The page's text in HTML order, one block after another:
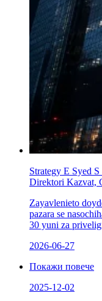
Strategy Е Syed
Direktori Kazvat,
Zayavlenieto
pazara se
30 yuni za
2026-06-27
Покажи повече
2025-12-02